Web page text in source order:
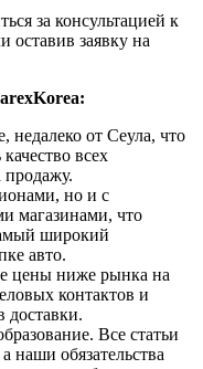
за консультацией к
оставив заявку на
от Сеула, что
всех
но и с
магазинами, что
широкий
авто.
цены ниже рынка на
контактов и
доставки.
Все статьи
наши обязательства